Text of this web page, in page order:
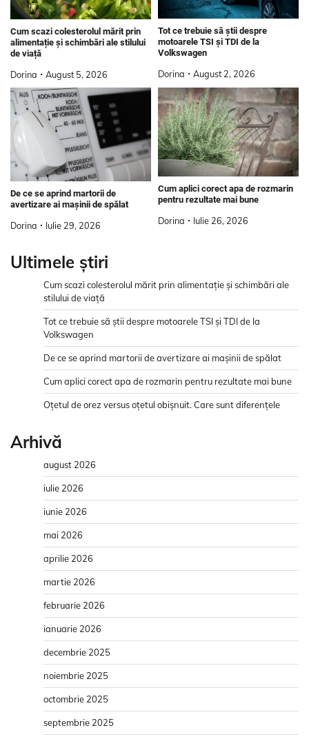
Cum scazi colesterolul mărit prin
alimentație și schimbări ale stilului
de viață
Dorina August 5, 2026
Tot ce trebuie să știi despre
motoarele TSI și TDI de la
Volkswagen
Dorina August 2, 2026
De ce se aprind martorii de
avertizare ai mașinii de spălat
Dorina Iulie 29, 2026
Cum aplici corect apa de rozmarin
pentru rezultate mai bune
Dorina Iulie 26, 2026
Ultimele știri
Cum scazi colesterolul mărit prin alimentație și schimbări ale
stilului de viață
Tot ce trebuie să știi despre motoarele TSI și TDI de la
Volkswagen
De ce se aprind martorii de avertizare ai mașinii de spălat
Cum aplici corect apa de rozmarin pentru rezultate mai bune
Oțetul de orez versus oțetul obișnuit. Care sunt diferențele
Arhivă
august 2026
iulie 2026
iunie 2026
mai 2026
aprilie 2026
martie 2026
februarie 2026
ianuarie 2026
decembrie 2025
noiembrie 2025
octombrie 2025
septembrie 2025